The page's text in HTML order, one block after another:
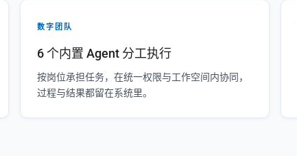
数字团队
6 个内置 Agent 分工执行
按岗位承担任务，在统一权限与工作空间内协同，
过程与结果都留在系统里。